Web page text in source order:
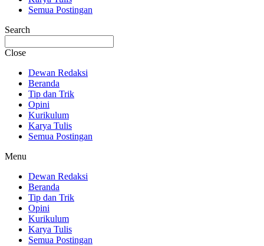
Semua Postingan
Search
Close
Dewan Redaksi
Beranda
Tip dan Trik
Opini
Kurikulum
Karya Tulis
Semua Postingan
Menu
Dewan Redaksi
Beranda
Tip dan Trik
Opini
Kurikulum
Karya Tulis
Semua Postingan